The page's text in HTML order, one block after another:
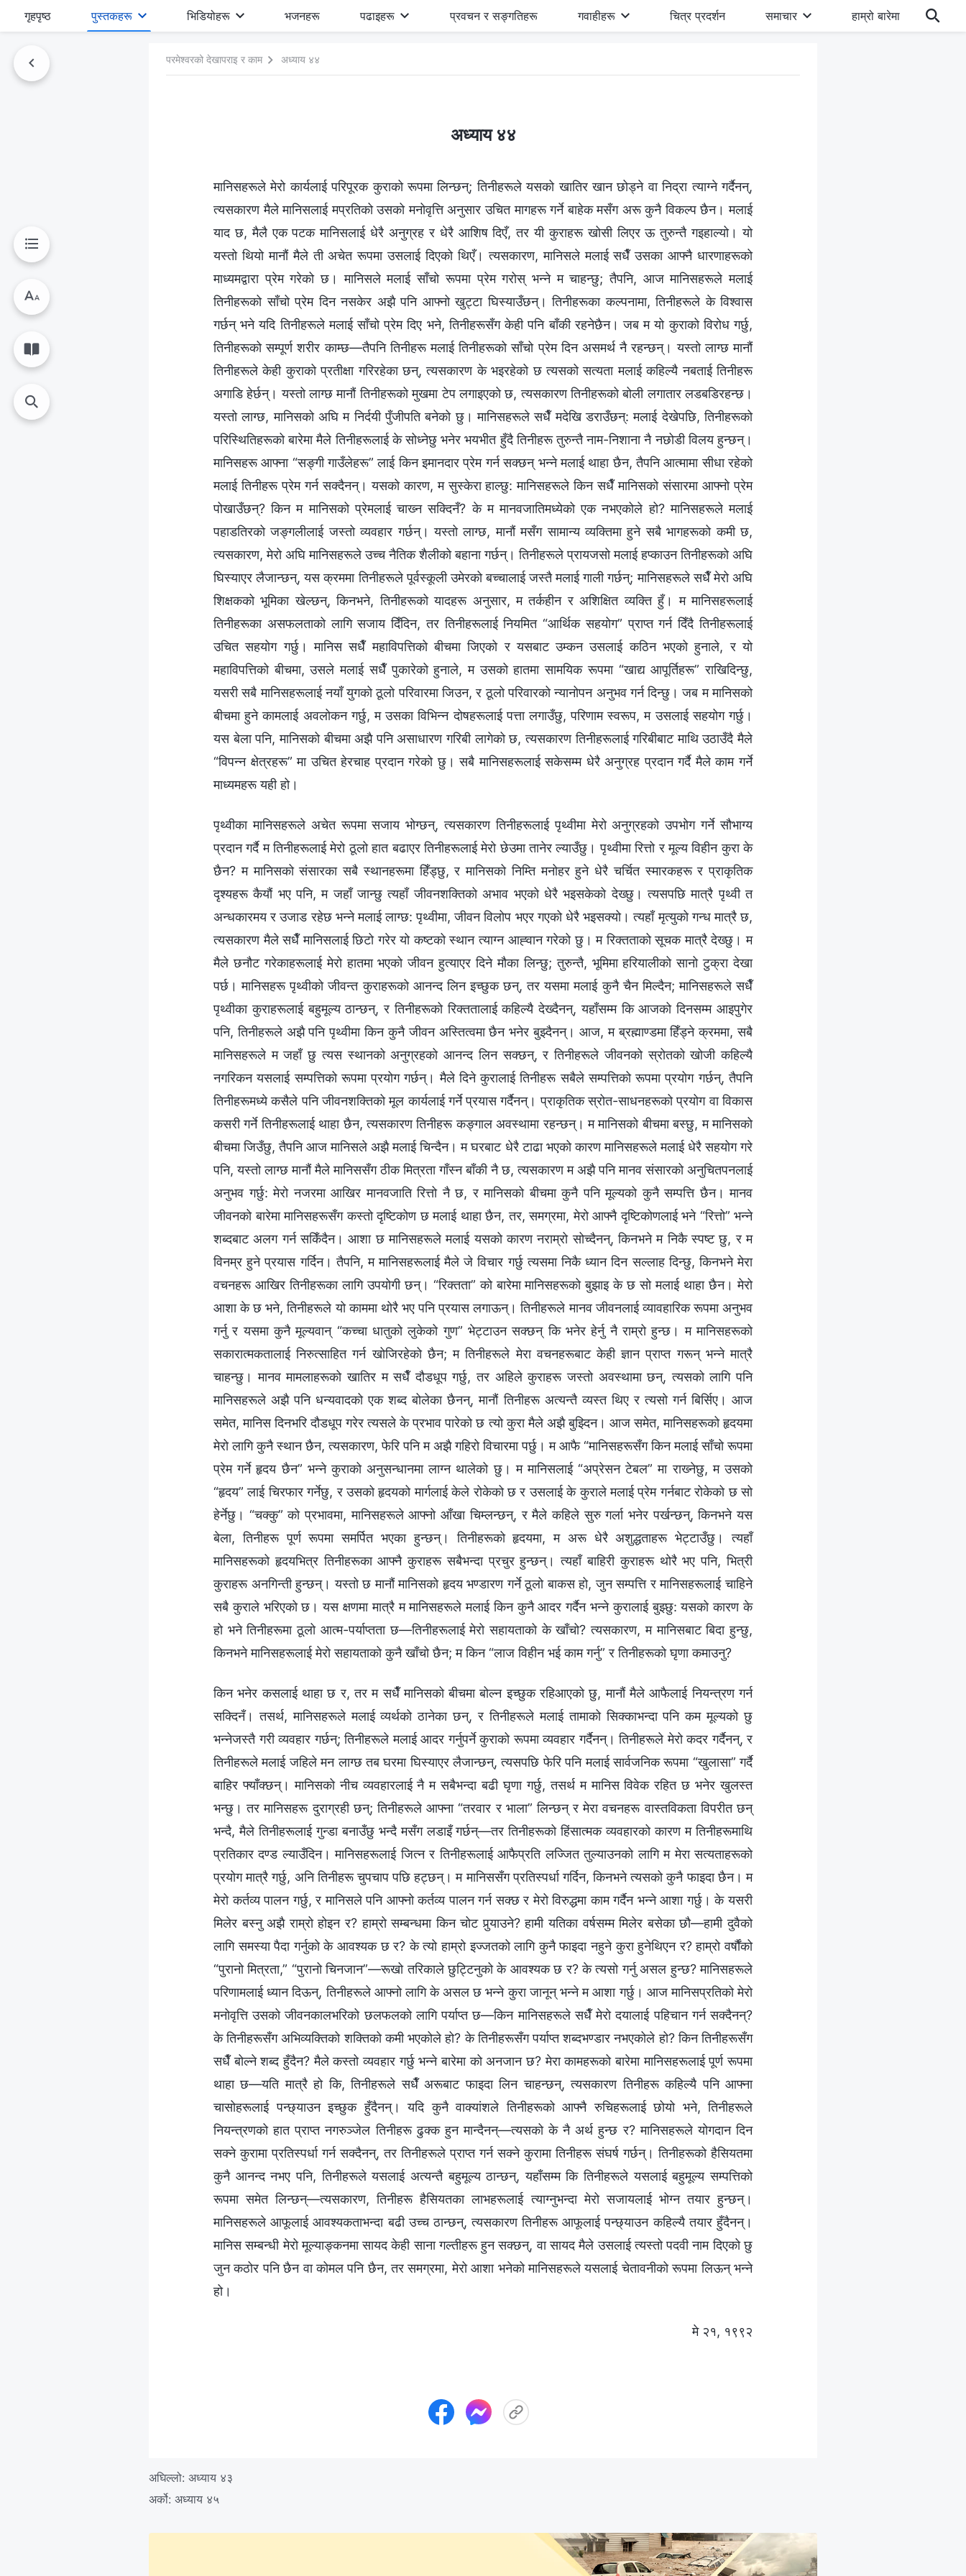
गृहपृष्ठ पुस्तकहरू भिडियोहरू भजनहरू पढाइहरू प्रवचन र सङ्गतिहरू गवाहीहरू चित्र प्रदर्शन समाचार हाम्रो बारेमा
परमेश्‍वरको देखापराइ र काम अध्याय ४४
अध्याय ४४
मानिसहरूले मेरो कार्यलाई परिपूरक कुराको रूपमा लिन्छन्; तिनीहरूले यसको खातिर खान छोड्ने वा निद्रा त्याग्‍ने गर्दैनन्,
त्यसकारण मैले मानिसलाई मप्रतिको उसको मनोवृत्ति अनुसार उचित मागहरू गर्ने बाहेक मसँग अरू कुनै विकल्‍प छैन। मलाई
याद छ, मैलै एक पटक मानिसलाई धेरै अनुग्रह र धेरै आशिष दिएँ, तर यी कुराहरू खोसी लिएर ऊ तुरुन्तै गइहाल्यो। यो
यस्तो थियो मानौं मैले ती अचेत रूपमा उसलाई दिएको थिएँ। त्यसकारण, मानिसले मलाई सधैँ उसका आफ्‍नै धारणाहरूको
माध्यमद्वारा प्रेम गरेको छ। मानिसले मलाई साँचो रूपमा प्रेम गरोस् भन्‍ने म चाहन्छु; तैपनि, आज मानिसहरूले मलाई
तिनीहरूको साँचो प्रेम दिन नसकेर अझै पनि आफ्‍नो खुट्टा घिस्याउँछन्। तिनीहरूका कल्‍पनामा, तिनीहरूले के विश्‍वास
गर्छन् भने यदि तिनीहरूले मलाई साँचो प्रेम दिए भने, तिनीहरूसँग केही पनि बाँकी रहनेछैन। जब म यो कुराको विरोध गर्छु,
तिनीहरूको सम्पूर्ण शरीर काम्छ—तैपनि तिनीहरू मलाई तिनीहरूको साँचो प्रेम दिन असमर्थ नै रहन्छन्। यस्तो लाग्छ मानौं
तिनीहरूले केही कुराको प्रतीक्षा गरिरहेका छन्, त्यसकारण के भइरहेको छ त्यसको सत्यता मलाई कहिल्यै नबताई तिनीहरू
अगाडि हेर्छन्। यस्तो लाग्छ मानौं तिनीहरूको मुखमा टेप लगाइएको छ, त्यसकारण तिनीहरूको बोली लगातार लडबडिरहन्छ।
यस्तो लाग्छ, मानिसको अघि म निर्दयी पुँजीपति बनेको छु। मानिसहरूले सधैँ मदेखि डराउँछन्: मलाई देखेपछि, तिनीहरूको
परिस्‍थितिहरूको बारेमा मैले तिनीहरूलाई के सोध्‍नेछु भनेर भयभीत हुँदै तिनीहरू तुरुन्तै नाम-निशाना नै नछोडी विलय हुन्छन्।
मानिसहरू आफ्‍ना “सङ्गी गाउँलेहरू” लाई किन इमानदार प्रेम गर्न सक्छन् भन्‍ने मलाई थाहा छैन, तैपनि आत्मामा सीधा रहेको
मलाई तिनीहरू प्रेम गर्न सक्दैनन्। यसको कारण, म सुस्केरा हाल्छु: मानिसहरूले किन सधैँ मानिसको संसारमा आफ्‍नो प्रेम
पोखाउँछन्? किन म मानिसको प्रेमलाई चाख्‍न सक्दिनँ? के म मानवजातिमध्येको एक नभएकोले हो? मानिसहरूले मलाई
पहाडतिरको जङ्गलीलाई जस्तो व्यवहार गर्छन्। यस्तो लाग्छ, मानौं मसँग सामान्य व्यक्तिमा हुने सबै भागहरूको कमी छ,
त्यसकारण, मेरो अघि मानिसहरूले उच्‍च नैतिक शैलीको बहाना गर्छन्। तिनीहरूले प्रायजसो मलाई हप्काउन तिनीहरूको अघि
घिस्याएर लैजान्छन्, यस क्रममा तिनीहरूले पूर्वस्कूली उमेरको बच्‍चालाई जस्तै मलाई गाली गर्छन्; मानिसहरूले सधैँ मेरो अघि
शिक्षकको भूमिका खेल्छन्, किनभने, तिनीहरूको यादहरू अनुसार, म तर्कहीन र अशिक्षित व्यक्ति हुँ। म मानिसहरूलाई
तिनीहरूका असफलताको लागि सजाय दिँदिन, तर तिनीहरूलाई नियमित “आर्थिक सहयोग” प्राप्त गर्न दिँदै तिनीहरूलाई
उचित सहयोग गर्छु। मानिस सधैँ महाविपत्तिको बीचमा जिएको र यसबाट उम्कन उसलाई कठिन भएको हुनाले, र यो
महाविपत्तिको बीचमा, उसले मलाई सधैँ पुकारेको हुनाले, म उसको हातमा सामयिक रूपमा “खाद्य आपूर्तिहरू” राखिदिन्छु,
यसरी सबै मानिसहरूलाई नयाँ युगको ठूलो परिवारमा जिउन, र ठूलो परिवारको न्यानोपन अनुभव गर्न दिन्छु। जब म मानिसको
बीचमा हुने कामलाई अवलोकन गर्छु, म उसका विभिन्‍न दोषहरूलाई पत्ता लगाउँछु, परिणाम स्वरूप, म उसलाई सहयोग गर्छु।
यस बेला पनि, मानिसको बीचमा अझै पनि असाधारण गरिबी लागेको छ, त्यसकारण तिनीहरूलाई गरिबीबाट माथि उठाउँदै मैले
“विपन्‍न क्षेत्रहरू” मा उचित हेरचाह प्रदान गरेको छु। सबै मानिसहरूलाई सकेसम्‍म धेरै अनुग्रह प्रदान गर्दै मैले काम गर्ने
माध्यमहरू यही हो।
पृथ्वीका मानिसहरूले अचेत रूपमा सजाय भोग्छन्, त्यसकारण तिनीहरूलाई पृथ्वीमा मेरो अनुग्रहको उपभोग गर्ने सौभाग्य
प्रदान गर्दै म तिनीहरूलाई मेरो ठूलो हात बढाएर तिनीहरूलाई मेरो छेउमा तानेर ल्याउँछु। पृथ्वीमा रित्तो र मूल्य विहीन कुरा के
छैन? म मानिसको संसारका सबै स्थानहरूमा हिँड्छु, र मानिसको निम्ति मनोहर हुने धेरै चर्चित स्मारकहरू र प्राकृतिक
दृश्यहरू कैयौं भए पनि, म जहाँ जान्छु त्यहाँ जीवनशक्तिको अभाव भएको धेरै भइसकेको देख्छु। त्यसपछि मात्रै पृथ्वी त
अन्धकारमय र उजाड रहेछ भन्‍ने मलाई लाग्छ: पृथ्वीमा, जीवन विलोप भएर गएको धेरै भइसक्यो। त्यहाँ मृत्युको गन्ध मात्रै छ,
त्यसकारण मैले सधैँ मानिसलाई छिटो गरेर यो कष्टको स्थान त्याग्‍न आह्‍वान गरेको छु। म रिक्तताको सूचक मात्रै देख्छु। म
मैले छनौट गरेकाहरूलाई मेरो हातमा भएको जीवन हुत्याएर दिने मौका लिन्छु; तुरुन्तै, भूमिमा हरियालीको सानो टुक्रा देखा
पर्छ। मानिसहरू पृथ्वीको जीवन्त कुराहरूको आनन्द लिन इच्‍छुक छन्, तर यसमा मलाई कुनै चैन मिल्दैन; मानिसहरूले सधैँ
पृथ्वीका कुराहरूलाई बहुमूल्य ठान्छन्, र तिनीहरूको रिक्ततालाई कहिल्यै देख्दैनन्, यहाँसम्‍म कि आजको दिनसम्‍म आइपुगेर
पनि, तिनीहरूले अझै पनि पृथ्वीमा किन कुनै जीवन अस्तित्वमा छैन भनेर बुझ्दैनन्। आज, म ब्रह्माण्डमा हिँड्ने क्रममा, सबै
मानिसहरूले म जहाँ छु त्यस स्थानको अनुग्रहको आनन्द लिन सक्छन्, र तिनीहरूले जीवनको स्रोतको खोजी कहिल्यै
नगरिकन यसलाई सम्पत्तिको रूपमा प्रयोग गर्छन्। मैले दिने कुरालाई तिनीहरू सबैले सम्पत्तिको रूपमा प्रयोग गर्छन्, तैपनि
तिनीहरूमध्ये कसैले पनि जीवनशक्तिको मूल कार्यलाई गर्ने प्रयास गर्दैनन्। प्राकृतिक स्रोत-साधनहरूको प्रयोग वा विकास
कसरी गर्ने तिनीहरूलाई थाहा छैन, त्यसकारण तिनीहरू कङ्गाल अवस्थामा रहन्छन्। म मानिसको बीचमा बस्छु, म मानिसको
बीचमा जिउँछु, तैपनि आज मानिसले अझै मलाई चिन्दैन। म घरबाट धेरै टाढा भएको कारण मानिसहरूले मलाई धेरै सहयोग गरे
पनि, यस्तो लाग्छ मानौं मैले मानिससँग ठीक मित्रता गाँस्‍न बाँकी नै छ, त्यसकारण म अझै पनि मानव संसारको अनुचितपनलाई
अनुभव गर्छु: मेरो नजरमा आखिर मानवजाति रित्तो नै छ, र मानिसको बीचमा कुनै पनि मूल्यको कुनै सम्पत्ति छैन। मानव
जीवनको बारेमा मानिसहरूसँग कस्तो दृष्टिकोण छ मलाई थाहा छैन, तर, समग्रमा, मेरो आफ्‍नै दृष्टिकोणलाई भने “रित्तो” भन्‍ने
शब्‍दबाट अलग गर्न सकिँदैन। आशा छ मानिसहरूले मलाई यसको कारण नराम्रो सोच्दैनन्, किनभने म निकै स्पष्ट छु, र म
विनम्र हुने प्रयास गर्दिन। तैपनि, म मानिसहरूलाई मैले जे विचार गर्छु त्यसमा निकै ध्यान दिन सल्‍लाह दिन्छु, किनभने मेरा
वचनहरू आखिर तिनीहरूका लागि उपयोगी छन्। “रिक्तता” को बारेमा मानिसहरूको बुझाइ के छ सो मलाई थाहा छैन। मेरो
आशा के छ भने, तिनीहरूले यो काममा थोरै भए पनि प्रयास लगाऊन्। तिनीहरूले मानव जीवनलाई व्यावहारिक रूपमा अनुभव
गर्नु र यसमा कुनै मूल्यवान् “कच्चा धातुको लुकेको गुण” भेट्टाउन सक्छन् कि भनेर हेर्नु नै राम्रो हुन्छ। म मानिसहरूको
सकारात्मकतालाई निरुत्साहित गर्न खोजिरहेको छैन; म तिनीहरूले मेरा वचनहरूबाट केही ज्ञान प्राप्त गरून् भन्‍ने मात्रै
चाहन्छु। मानव मामलाहरूको खातिर म सधैँ दौडधूप गर्छु, तर अहिले कुराहरू जस्तो अवस्थामा छन्, त्यसको लागि पनि
मानिसहरूले अझै पनि धन्यवादको एक शब्‍द बोलेका छैनन्, मानौं तिनीहरू अत्यन्तै व्यस्त थिए र त्यसो गर्न बिर्सिए। आज
समेत, मानिस दिनभरि दौडधूप गरेर त्यसले के प्रभाव पारेको छ त्यो कुरा मैले अझै बुझ्दिन। आज समेत, मानिसहरूको हृदयमा
मेरो लागि कुनै स्थान छैन, त्यसकारण, फेरि पनि म अझै गहिरो विचारमा पर्छु। म आफै “मानिसहरूसँग किन मलाई साँचो रूपमा
प्रेम गर्ने हृदय छैन” भन्‍ने कुराको अनुसन्धानमा लाग्‍न थालेको छु। म मानिसलाई “अप्रेसन टेबल” मा राख्‍नेछु, म उसको
“हृदय” लाई चिरफार गर्नेछु, र उसको हृदयको मार्गलाई केले रोकेको छ र उसलाई के कुराले मलाई प्रेम गर्नबाट रोकेको छ सो
हेर्नेछु। “चक्कु” को प्रभावमा, मानिसहरूले आफ्‍नो आँखा चिम्लन्छन्, र मैले कहिले सुरु गर्ला भनेर पर्खन्छन्, किनभने यस
बेला, तिनीहरू पूर्ण रूपमा समर्पित भएका हुन्छन्। तिनीहरूको हृदयमा, म अरू धेरै अशुद्धताहरू भेट्टाउँछु। त्यहाँ
मानिसहरूको हृदयभित्र तिनीहरूका आफ्‍नै कुराहरू सबैभन्दा प्रचुर हुन्छन्। त्यहाँ बाहिरी कुराहरू थोरै भए पनि, भित्री
कुराहरू अनगिन्ती हुन्छन्। यस्तो छ मानौं मानिसको हृदय भण्डारण गर्ने ठूलो बाकस हो, जुन सम्पत्ति र मानिसहरूलाई चाहिने
सबै कुराले भरिएको छ। यस क्षणमा मात्रै म मानिसहरूले मलाई किन कुनै आदर गर्दैन भन्‍ने कुरालाई बुझ्छु: यसको कारण के
हो भने तिनीहरूमा ठूलो आत्म-पर्याप्तता छ—तिनीहरूलाई मेरो सहायताको के खाँचो? त्यसकारण, म मानिसबाट बिदा हुन्छु,
किनभने मानिसहरूलाई मेरो सहायताको कुनै खाँचो छैन; म किन “लाज विहीन भई काम गर्नु” र तिनीहरूको घृणा कमाउनु?
किन भनेर कसलाई थाहा छ र, तर म सधैँ मानिसको बीचमा बोल्‍न इच्‍छुक रहिआएको छु, मानौं मैले आफैलाई नियन्त्रण गर्न
सक्दिनँ। तसर्थ, मानिसहरूले मलाई व्यर्थको ठानेका छन्, र तिनीहरूले मलाई तामाको सिक्‍काभन्दा पनि कम मूल्यको छु
भन्‍नेजस्तै गरी व्यवहार गर्छन्; तिनीहरूले मलाई आदर गर्नुपर्ने कुराको रूपमा व्यवहार गर्दैनन्। तिनीहरूले मेरो कदर गर्दैनन्, र
तिनीहरूले मलाई जहिले मन लाग्छ तब घरमा घिस्याएर लैजान्छन्, त्यसपछि फेरि पनि मलाई सार्वजनिक रूपमा “खुलासा” गर्दै
बाहिर फ्याँक्छन्। मानिसको नीच व्यवहारलाई नै म सबैभन्दा बढी घृणा गर्छु, तसर्थ म मानिस विवेक रहित छ भनेर खुलस्त
भन्छु। तर मानिसहरू दुराग्रही छन्; तिनीहरूले आफ्‍ना “तरवार र भाला” लिन्छन् र मेरा वचनहरू वास्तविकता विपरीत छन्
भन्दै, मैले तिनीहरूलाई गुन्डा बनाउँछु भन्दै मसँग लडाइँ गर्छन्—तर तिनीहरूको हिंसात्‍मक व्यवहारको कारण म तिनीहरूमाथि
प्रतिकार दण्ड ल्याउँदिन। मानिसहरूलाई जित्‍न र तिनीहरूलाई आफैप्रति लज्‍जित तुल्याउनको लागि म मेरा सत्यताहरूको
प्रयोग मात्रै गर्छु, अनि तिनीहरू चुपचाप पछि हट्छन्। म मानिससँग प्रतिस्पर्धा गर्दिन, किनभने त्यसको कुनै फाइदा छैन। म
मेरो कर्तव्य पालन गर्छु, र मानिसले पनि आफ्‍नो कर्तव्य पालन गर्न सक्छ र मेरो विरुद्धमा काम गर्दैन भन्‍ने आशा गर्छु। के यसरी
मिलेर बस्‍नु अझै राम्रो होइन र? हाम्रो सम्‍बन्धमा किन चोट पुर्‍याउने? हामी यतिका वर्षसम्‍म मिलेर बसेका छौ—हामी दुवैको
लागि समस्या पैदा गर्नुको के आवश्यक छ र? के त्यो हाम्रो इज्‍जतको लागि कुनै फाइदा नहुने कुरा हुनेथिएन र? हाम्रो वर्षौंको
“पुरानो मित्रता,” “पुरानो चिनजान”—रूखो तरिकाले छुट्टिनुको के आवश्यक छ र? के त्यसो गर्नु असल हुन्छ? मानिसहरूले
परिणामलाई ध्यान दिऊन्, तिनीहरूले आफ्‍नो लागि के असल छ भन्‍ने कुरा जानून् भन्‍ने म आशा गर्छु। आज मानिसप्रतिको मेरो
मनोवृत्ति उसको जीवनकालभरिको छलफलको लागि पर्याप्त छ—किन मानिसहरूले सधैँ मेरो दयालाई पहिचान गर्न सक्दैनन्?
के तिनीहरूसँग अभिव्यक्तिको शक्तिको कमी भएकोले हो? के तिनीहरूसँग पर्याप्त शब्दभण्डार नभएकोले हो? किन तिनीहरूसँग
सधैँ बोल्‍ने शब्‍द हुँदैन? मैले कस्तो व्यवहार गर्छु भन्‍ने बारेमा को अनजान छ? मेरा कामहरूको बारेमा मानिसहरूलाई पूर्ण रूपमा
थाहा छ—यति मात्रै हो कि, तिनीहरूले सधैँ अरूबाट फाइदा लिन चाहन्छन्, त्यसकारण तिनीहरू कहिल्यै पनि आफ्‍ना
चासोहरूलाई पन्छ्याउन इच्‍छुक हुँदैनन्। यदि कुनै वाक्यांशले तिनीहरूको आफ्‍नै रुचिहरूलाई छोयो भने, तिनीहरूले
नियन्त्रणको हात प्राप्त नगरुञ्‍जेल तिनीहरू ढुक्‍क हुन मान्दैनन्—त्यसको के नै अर्थ हुन्छ र? मानिसहरूले योगदान दिन
सक्‍ने कुरामा प्रतिस्पर्धा गर्न सक्दैनन्, तर तिनीहरूले प्राप्त गर्न सक्‍ने कुरामा तिनीहरू संघर्ष गर्छन्। तिनीहरूको हैसियतमा
कुनै आनन्द नभए पनि, तिनीहरूले यसलाई अत्यन्तै बहुमूल्य ठान्छन्, यहाँसम्‍म कि तिनीहरूले यसलाई बहुमूल्य सम्पत्तिको
रूपमा समेत लिन्छन्—त्यसकारण, तिनीहरू हैसियतका लाभहरूलाई त्याग्‍नुभन्दा मेरो सजायलाई भोग्‍न तयार हुन्छन्।
मानिसहरूले आफूलाई आवश्यकताभन्दा बढी उच्‍च ठान्छन्, त्यसकारण तिनीहरू आफूलाई पन्छ्याउन कहिल्यै तयार हुँदैनन्।
मानिस सम्‍बन्धी मेरो मूल्याङ्कनमा सायद केही साना गल्तीहरू हुन सक्छन्, वा सायद मैले उसलाई त्यस्तो पदवी नाम दिएको छु
जुन कठोर पनि छैन वा कोमल पनि छैन, तर समग्रमा, मेरो आशा भनेको मानिसहरूले यसलाई चेतावनीको रूपमा लिऊन् भन्‍ने
हो।
मे २१, १९९२
अघिल्लो: अध्याय ४३
अर्को: अध्याय ४५